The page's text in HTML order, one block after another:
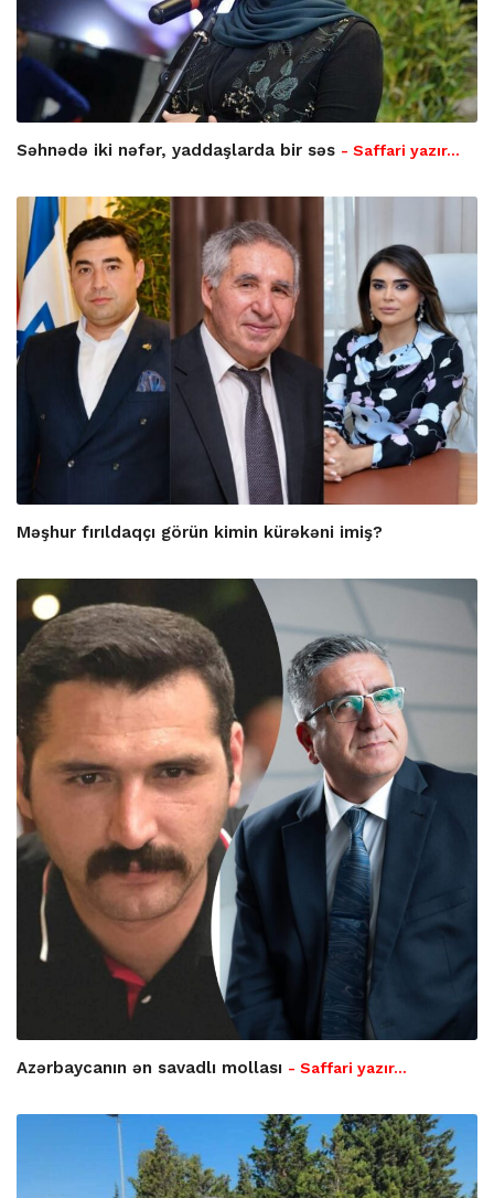
Səhnədə iki nəfər, yaddaşlarda bir səs - Saffari yazır…
Məşhur fırıldaqçı görün kimin kürəkəni imiş?
Azərbaycanın ən savadlı mollası - Saffari yazır…